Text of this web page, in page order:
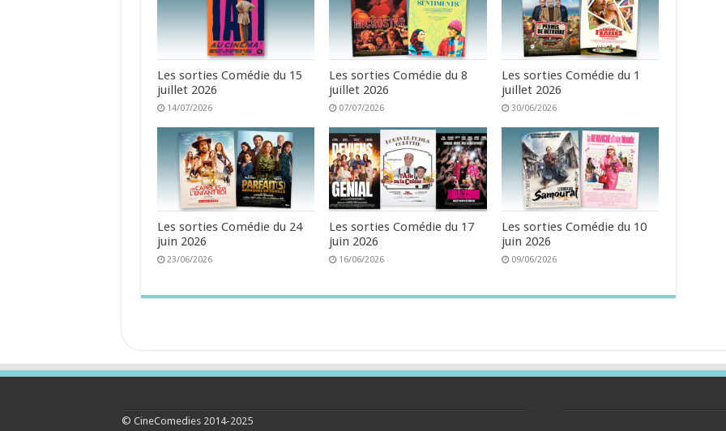
Les sorties Comédie du 15
juillet 2026
14/07/2026
Les sorties Comédie du 8
juillet 2026
07/07/2026
Les sorties Comédie du 1
juillet 2026
30/06/2026
Les sorties Comédie du 24
juin 2026
23/06/2026
Les sorties Comédie du 17
juin 2026
16/06/2026
Les sorties Comédie du 10
juin 2026
09/06/2026
© CineComedies 2014-2025